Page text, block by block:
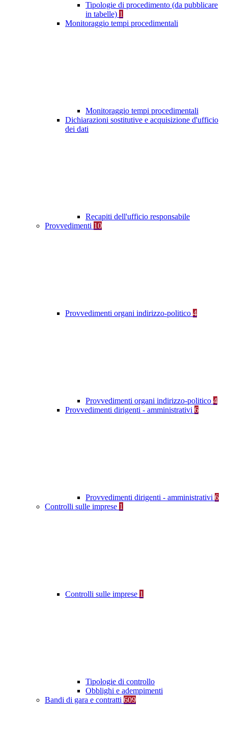
Tipologie di procedimento (da pubblicare
in tabelle) 1
Monitoraggio tempi procedimentali
Monitoraggio tempi procedimentali
Dichiarazioni sostitutive e acquisizione d'ufficio
dei dati
Recapiti dell'ufficio responsabile
Provvedimenti 10
Provvedimenti organi indirizzo-politico 4
Provvedimenti organi indirizzo-politico 4
Provvedimenti dirigenti - amministrativi 6
Provvedimenti dirigenti - amministrativi 6
Controlli sulle imprese 1
Controlli sulle imprese 1
Tipologie di controllo
Obblighi e adempimenti
Bandi di gara e contratti 609